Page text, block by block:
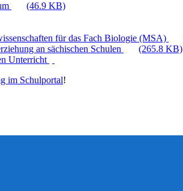
(46.9 KB)
für das Fach Biologie (MSA)
an sächischen Schulen
(265.8 KB)
Unterricht
im Schulportal!